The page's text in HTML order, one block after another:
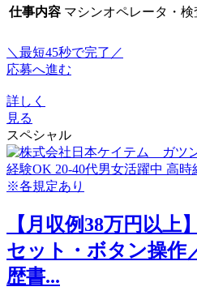
仕事内容 マシンオペレータ・検
＼最短45秒で完了／
応募へ進む
詳しく
見る
スペシャル
【月収例38万円以上
セット・ボタン操作
歴書...